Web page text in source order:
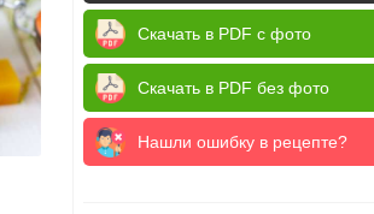
Скачать в PDF с фото
Скачать в PDF без фото
Нашли ошибку в рецепте?